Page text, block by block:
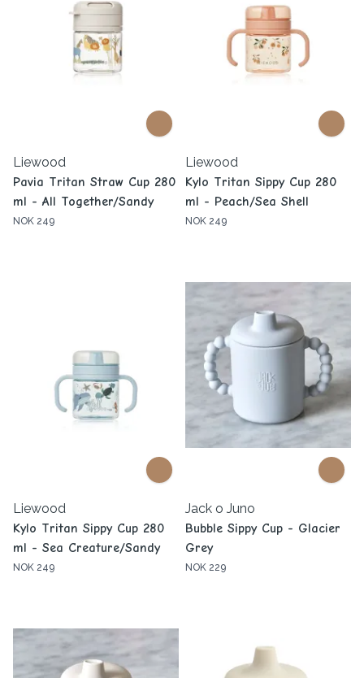
Liewood
Pavia Tritan Straw Cup 280
ml - All Together/Sandy
NOK 249
Liewood
Kylo Tritan Sippy Cup 280
ml - Peach/Sea Shell
NOK 249
Liewood
Kylo Tritan Sippy Cup 280
ml - Sea Creature/Sandy
NOK 249
Jack o Juno
Bubble Sippy Cup - Glacier
Grey
NOK 229